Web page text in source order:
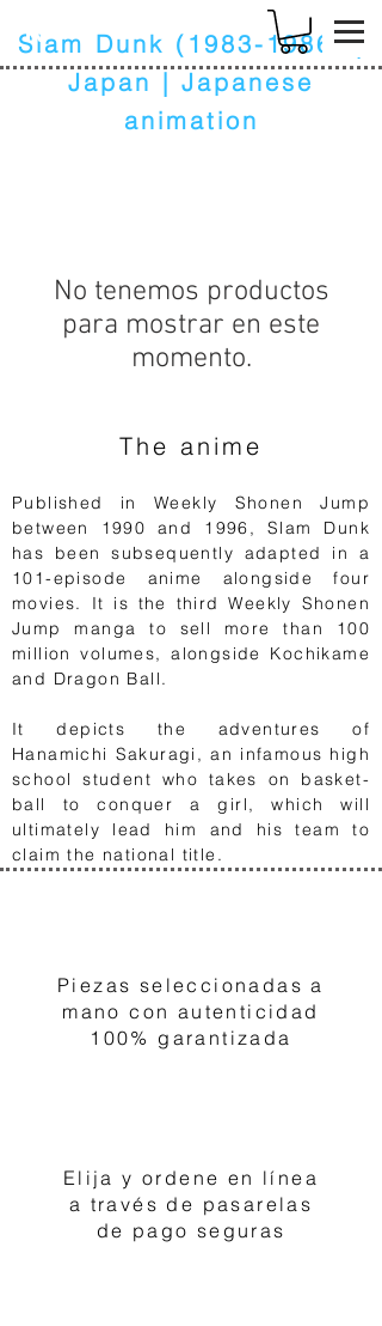
k
Slam Dunk (1983-1986)|
Japan | Japanese
animation
No tenemos productos
para mostrar en este
momento.
The anime
Published in Weekly Shonen Jump
between 1990 and 1996, Slam Dunk
has been subsequently adapted in a
101-episode anime alongside four
movies. It is the third Weekly Shonen
Jump manga to sell more than 100
million volumes, alongside Kochikame
and Dragon Ball.
It depicts the adventures of
Hanamichi Sakuragi, an infamous high
school student who takes on basket-
ball to conquer a girl, which will
ultimately lead him and his team to
claim the national title.
Piezas seleccionadas a
mano con autenticidad
100% garantizada
Elija y ordene en línea
a través de pasarelas
de pago seguras